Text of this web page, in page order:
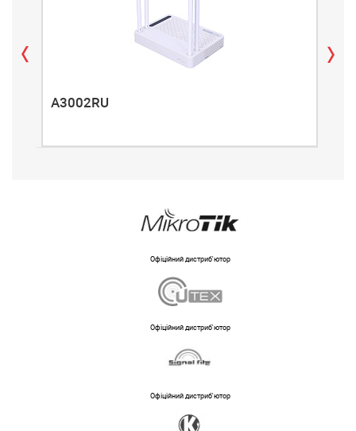
A3002RU
Офіційний дистриб'ютор
Офіційний дистриб'ютор
Офіційний дистриб'ютор